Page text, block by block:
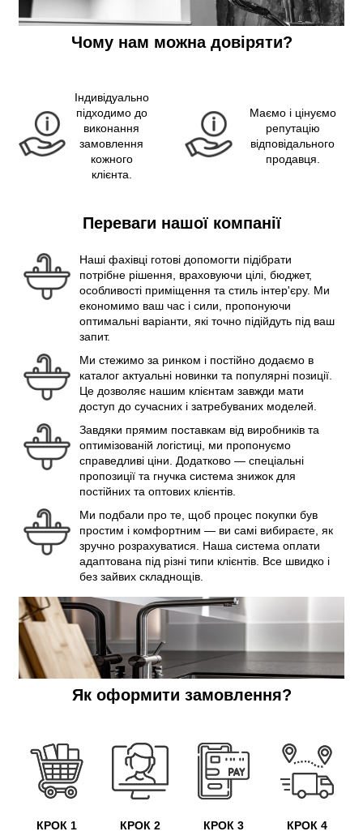
Чому нам можна довіряти?
Індивідуально
підходимо до
виконання
замовлення
кожного
клієнта.
Маємо і цінуємо
репутацію
відповідального
продавця.
Переваги нашої компанії
Наші фахівці готові допомогти підібрати
потрібне рішення, враховуючи цілі, бюджет,
особливості приміщення та стиль інтер'єру. Ми
економимо ваш час і сили, пропонуючи
оптимальні варіанти, які точно підійдуть під ваш
запит.
Ми стежимо за ринком і постійно додаємо в
каталог актуальні новинки та популярні позиції.
Це дозволяє нашим клієнтам завжди мати
доступ до сучасних і затребуваних моделей.
Завдяки прямим поставкам від виробників та
оптимізованій логістиці, ми пропонуємо
справедливі ціни. Додатково — спеціальні
пропозиції та гнучка система знижок для
постійних та оптових клієнтів.
Ми подбали про те, щоб процес покупки був
простим і комфортним — ви самі вибираєте, як
зручно розрахуватися. Наша система оплати
адаптована під різні типи клієнтів. Все швидко і
без зайвих складнощів.
Як оформити замовлення?
КРОК 1
КРОК 2
КРОК 3
КРОК 4